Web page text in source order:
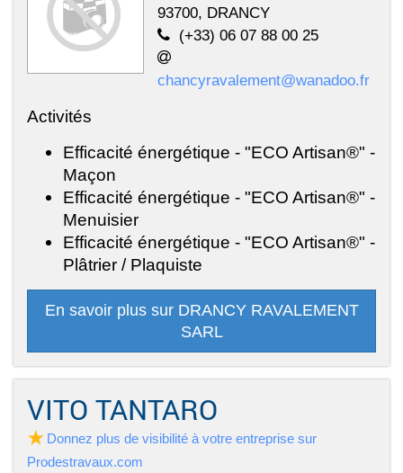
93700, DRANCY
(+33) 06 07 88 00 25
chancyravalement@wanadoo.fr
Activités
Efficacité énergétique - "ECO Artisan®" -
Maçon
Efficacité énergétique - "ECO Artisan®" -
Menuisier
Efficacité énergétique - "ECO Artisan®" -
Plâtrier / Plaquiste
En savoir plus sur DRANCY RAVALEMENT
SARL
VITO TANTARO
Donnez plus de visibilité à votre entreprise sur
Prodestravaux.com